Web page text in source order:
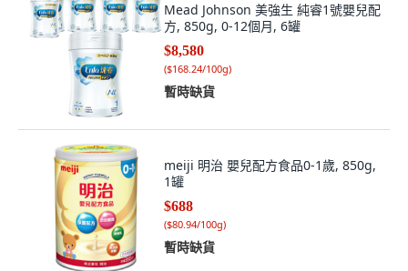
Mead Johnson 美強生 純睿1號嬰兒配
方, 850g, 0-12個月, 6罐
$8,580
($168.24/100g)
暫時缺貨
meiji 明治 嬰兒配方食品0-1歲, 850g,
1罐
$688
($80.94/100g)
暫時缺貨